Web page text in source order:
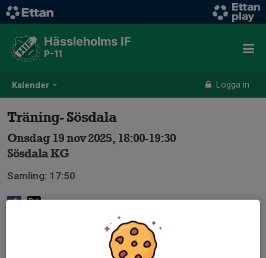
Kalender Logga in
Hässleholms IF
P-11
Träning- Sösdala
Onsdag 19 nov 2025, 18:00-19:30
Sösdala KG
Samling: 17:50